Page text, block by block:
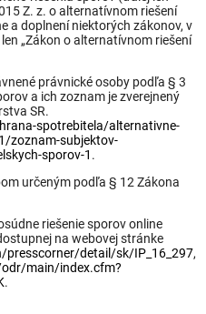
Z. z. o alternatívnom riešení
a doplnení niektorých zákonov, v
„Zákon o alternatívnom riešení
právnické osoby podľa § 3
a ich zoznam je zverejnený
SR.
spotrebitela/alternativne-
zoznam-subjektov-
sporov-1 .
určeným podľa § 12 Zákona
riešenie sporov online
na webovej stránke
detail/sk/IP_16_297,
main/index.cfm?
.